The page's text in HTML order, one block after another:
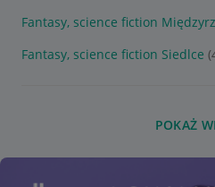
Fantasy, science fiction
Fantasy, science fiction Siedlce
POKAŻ